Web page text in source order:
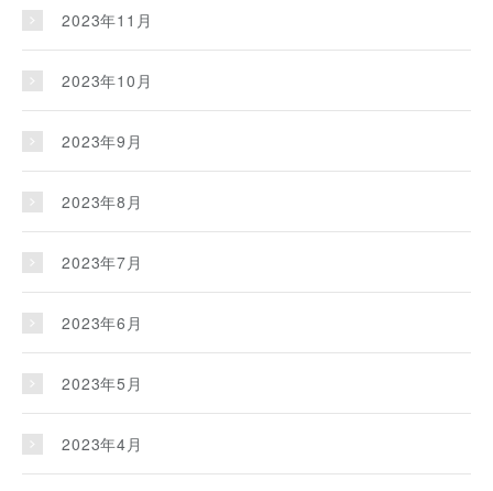
2023年11月
2023年10月
2023年9月
2023年8月
2023年7月
2023年6月
2023年5月
2023年4月